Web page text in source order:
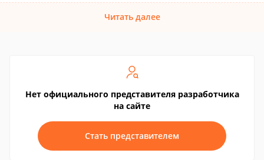
Читать далее
Нет официального представителя разработчика
на сайте
Стать представителем